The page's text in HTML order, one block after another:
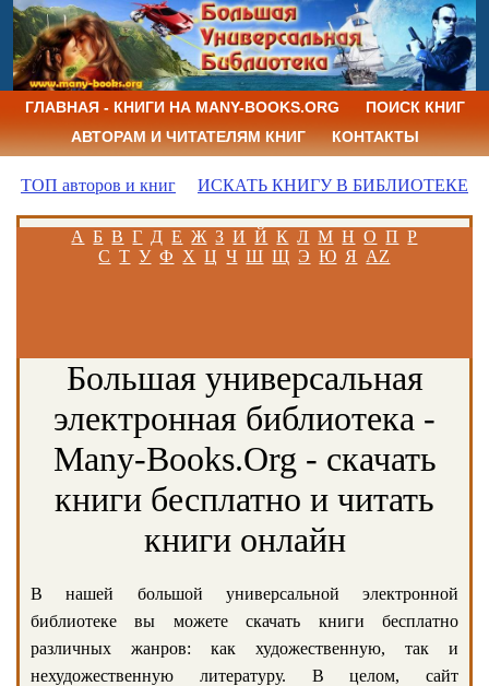
ГЛАВНАЯ - КНИГИ НА MANY-BOOKS.ORG
ПОИСК КНИГ
АВТОРАМ И ЧИТАТЕЛЯМ КНИГ
КОНТАКТЫ
ТОП авторов и книг ИСКАТЬ КНИГУ В БИБЛИОТЕКЕ
А Б В Г Д Е Ж З И Й К Л М Н О П Р
С Т У Ф Х Ц Ч Ш Щ Э Ю Я AZ
Большая универсальная
электронная библиотека -
Many-Books.Org - скачать
книги бесплатно и читать
книги онлайн
В нашей большой универсальной электронной
библиотеке вы можете скачать книги бесплатно
различных жанров: как художественную, так и
нехудожественную литературу. В целом, сайт